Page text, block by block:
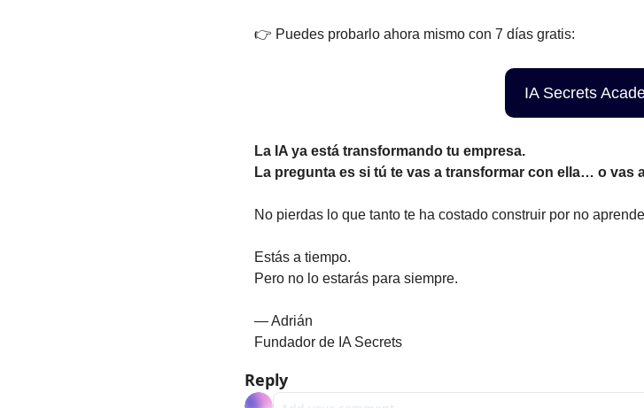
👉 Puedes probarlo ahora mismo con 7 días gratis:
IA Secrets
La IA ya está transformando tu empresa.
La pregunta es si tú te vas a transformar con ella… o vas
No pierdas lo que tanto te ha costado construir por no
Estás a tiempo.
Pero no lo estarás para siempre.
— Adrián
Fundador de IA Secrets
Reply